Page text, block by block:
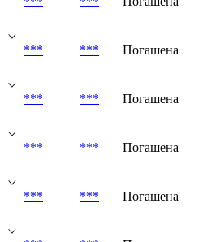
*** *** Погашена
*** *** Погашена
*** *** Погашена
*** *** Погашена
*** *** Погашена